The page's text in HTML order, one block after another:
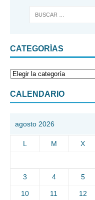
CATEGORÍAS
CALENDARIO
agosto 2026
L M X
3 4 5
10 11 12